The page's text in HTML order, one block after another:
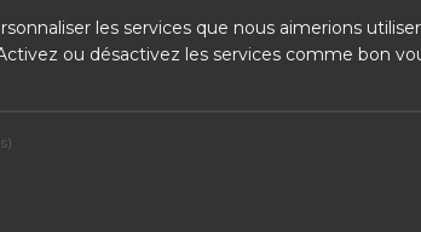
les services que nous aimerions
ou désactivez les services comme bon